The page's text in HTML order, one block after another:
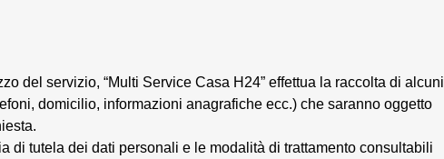
del servizio, “Multi Service Casa H24” effettua la raccolta di alcuni
domicilio, informazioni anagrafiche ecc.) che saranno oggetto
di tutela dei dati personali e le modalità di trattamento consultabili